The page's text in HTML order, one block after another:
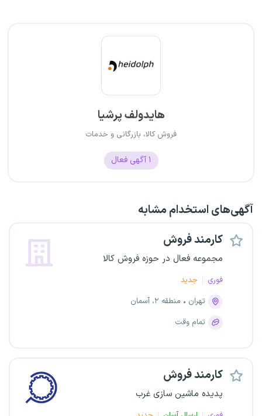
هایدولف پرشیا
فروش کالا، بازرگانی و خدمات
۱ آگهی فعال
آگهی‌های استخدام مشابه
کارمند فروش
مجموعه فعال در حوزه فروش کالا
فوری
جدید
تهران
منطقه ۲، آسمان
تمام وقت
کارمند فروش
پدیده ماشین سازی غرب